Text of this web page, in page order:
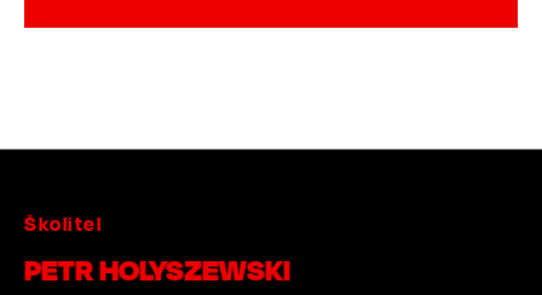
Školitel
PETR HOLYSZEWSKI